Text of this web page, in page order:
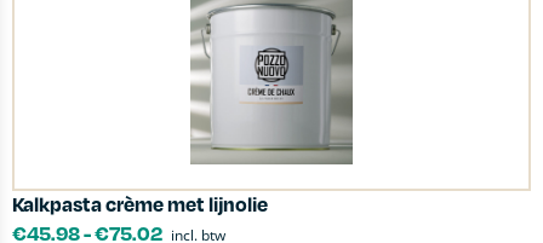
Kalkpasta crème met lijnolie
€45.98-€75.02 incl. btw